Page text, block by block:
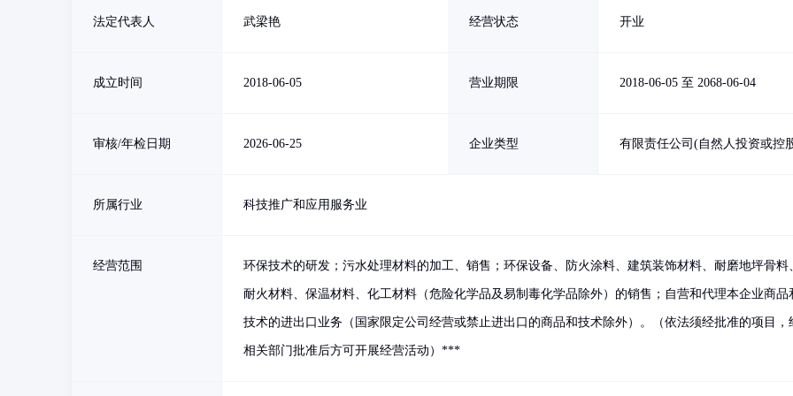
法定代表人 武梁艳 经营状态 开业
成立时间 2018-06-05 营业期限 2018-06-05 至 2068-06-04
审核/年检日期 2026-06-25 企业类型 有限责任公司(自然人投资或控
所属行业 科技推广和应用服务业
经营范围 环保技术的研发；污水处理材料的加工、销售；环保设备、防火涂料、建筑装饰材料、耐磨地坪骨料
耐火材料、保温材料、化工材料（危险化学品及易制毒化学品除外）的销售；自营和代理本企业商品
技术的进出口业务（国家限定公司经营或禁止进出口的商品和技术除外）。（依法须经批准的项目，
相关部门批准后方可开展经营活动）***